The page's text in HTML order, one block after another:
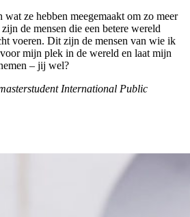
wat ze hebben meegemaakt om zo meer
de mensen die een betere wereld
voeren. Dit zijn de mensen van wie ik
mijn plek in de wereld en laat mijn
– jij wel?
International Public